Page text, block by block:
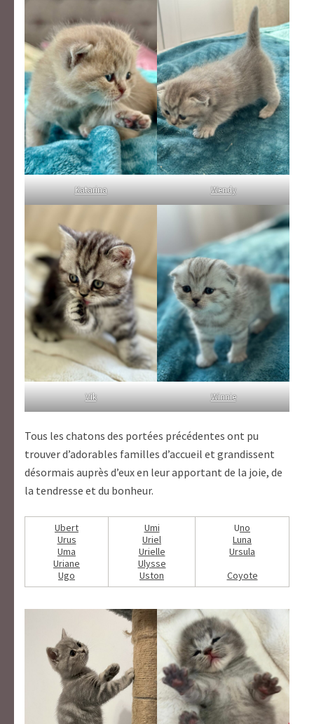
Katarina Wendy
Vik Winnie
Tous les chatons des portées précédentes ont pu
trouver d’adorables familles d’accueil et grandissent
désormais auprès d’eux en leur apportant de la joie, de
la tendresse et du bonheur.
Ubert
Urus
Uma
Uriane
Ugo
Umi
Uriel
Urielle
Ulysse
Uston
Uno
Luna
Ursula
Coyote